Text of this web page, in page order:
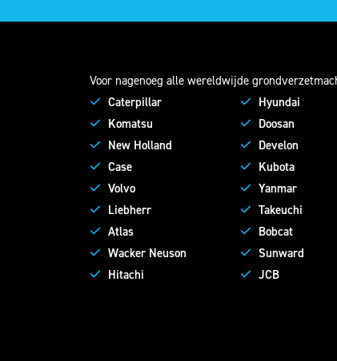
Voor nagenoeg alle wereldwijde
Caterpillar
Komatsu
New Holland
Case
Volvo
Liebherr
Atlas
Wacker Neuson
Hitachi
Hyundai
Doosan
Develon
Kubota
Yanmar
Takeuchi
Bobcat
Sunward
JCB